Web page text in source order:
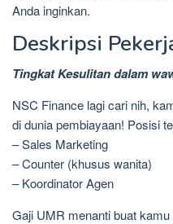
Anda inginkan.
Deskripsi
Tingkat Kesulitan dalam
NSC Finance lagi cari nih,
di dunia pembiayaan! Posisi
– Sales Marketing
– Counter (khusus wanita)
– Koordinator Agen
Gaji UMR menanti buat